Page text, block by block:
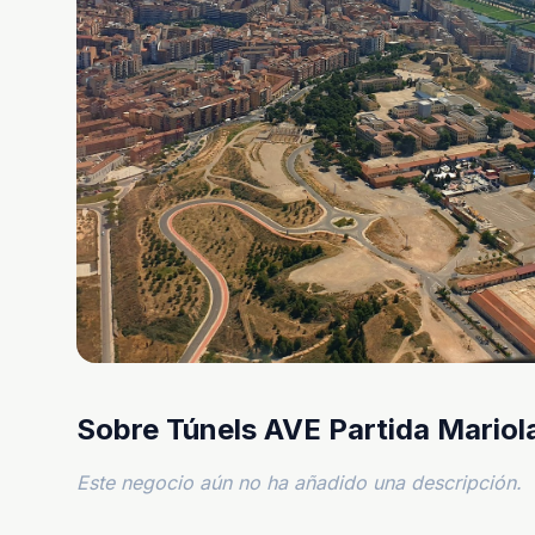
Sobre Túnels AVE Partida
Este negocio aún no ha añadido una descripción.